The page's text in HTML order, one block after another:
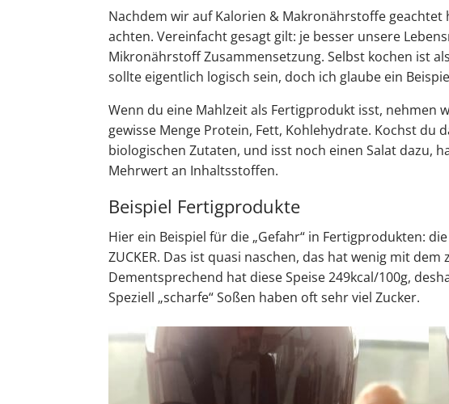
Nachdem wir auf Kalorien & Makronährstoffe
achten. Vereinfacht gesagt gilt: je besser unsere
Mikronährstoff Zusammensetzung. Selbst kochen ist
sollte eigentlich logisch sein, doch ich glaube ein
Wenn du eine Mahlzeit als Fertigprodukt isst, nehmen
gewisse Menge Protein, Fett, Kohlehydrate. Kochst du
biologischen Zutaten, und isst noch einen Salat dazu,
Mehrwert an Inhaltsstoffen.
Beispiel Fertigprodukte
Hier ein Beispiel für die „Gefahr“ in Fertigprodukten:
ZUCKER. Das ist quasi naschen, das hat wenig mit
Dementsprechend hat diese Speise 249kcal/100g,
Speziell „scharfe“ Soßen haben oft sehr viel Zucker.